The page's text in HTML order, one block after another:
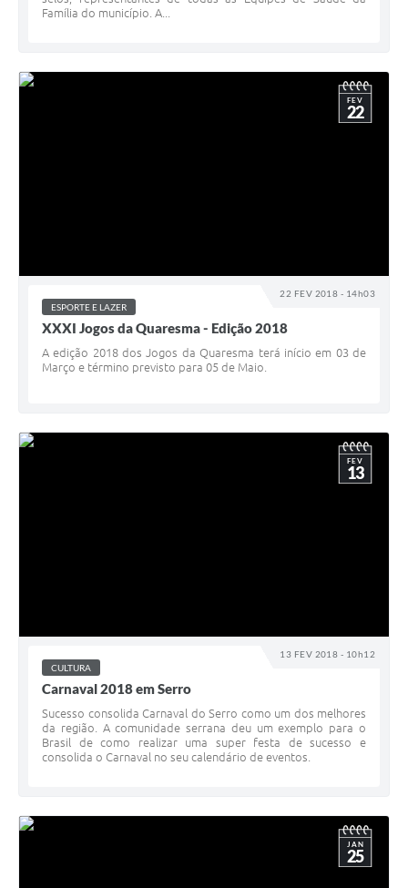
Família do município. A...
22 FEV 2018 - 14h03
FEV
22
ESPORTE E LAZER
XXXI Jogos da Quaresma - Edição 2018
A edição 2018 dos Jogos da Quaresma terá início em 03 de
Março e término previsto para 05 de Maio.
13 FEV 2018 - 10h12
FEV
13
CULTURA
Carnaval 2018 em Serro
Sucesso consolida Carnaval do Serro como um dos melhores
da região. A comunidade serrana deu um exemplo para o
Brasil de como realizar uma super festa de sucesso e
consolida o Carnaval no seu calendário de eventos.
JAN
25